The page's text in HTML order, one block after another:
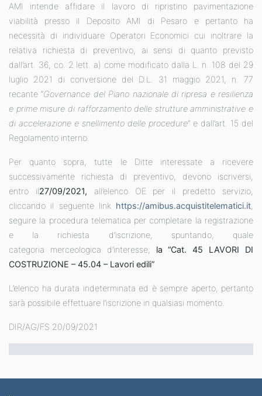
AMI intende affidare il lavoro di ripristino pavimentazione
viabilità presso il Deposito AMI di Pesaro e pertanto ha
necessità di individuare Operatori Economici cui inoltrare la
relativa richiesta di preventivo, ai sensi di quanto previsto
dall’art. 36, co. 2 lett. a) come modificato dalla L. n. 108 del 29
luglio 2021 di conversione del D.L. 31 maggio 2021, n. 77
recante “Governance del Piano nazionale di ripresa e resilienza
e prime misure di rafforzamento delle strutture amministrative e
di accelerazione e snellimento delle procedure” e dall’art. 15 del
Regolamento interno.
Per quanto sopra, tutte le Ditte interessate a ricevere
successivamente richiesta di preventivo, devono iscriversi,
entro il27/09/2021, all’elenco OE per il predetto servizio,
cliccando il seguente link https://amibus.acquistitelematici.it,
seguire la procedura telematica per completare la registrazione
e la richiesta d’iscrizione, spuntando, quale
categoria merceologica d’interesse, la “Cat.
45 LAVORI DI
COSTRUZIONE – 45.04 – Lavori edili”
L’elenco ha durata indeterminata ed è sempre aperto, pertanto
sarà possibile effettuare l’iscrizione in qualsiasi momento.
DIR/AG/FS 20/09/2021